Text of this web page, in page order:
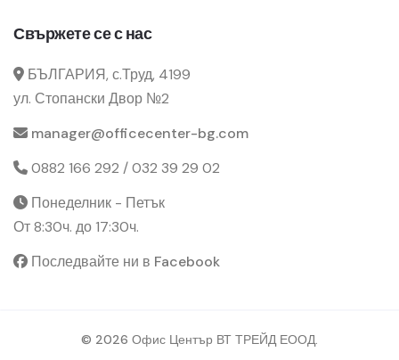
Свържете се с нас
БЪЛГАРИЯ, с.Труд, 4199
ул. Стопански Двор №2
manager@officecenter-bg.com
0882 166 292 / 032 39 29 02
Понеделник - Петък
От 8:30ч. до 17:30ч.
Последвайте ни в Facebook
© 2026 Офис Център ВТ ТРЕЙД ЕООД.